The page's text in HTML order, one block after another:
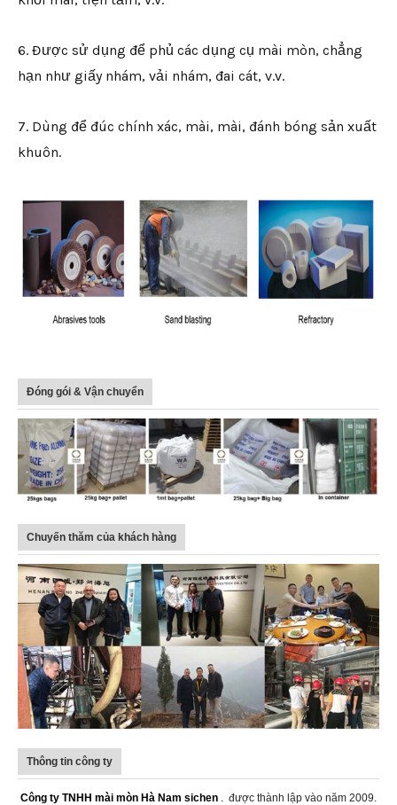
6. Được sử dụng để phủ các dụng cụ mài mòn, chẳng
hạn như giấy nhám, vải nhám, đai cát, v.v.
7. Dùng để đúc chính xác, mài, mài, đánh bóng sản xuất
khuôn.
Đóng gói & Vận chuyển
Chuyến thăm của khách hàng
Thông tin công ty
Công ty TNHH mài mòn Hà Nam sichen
được thành lập vào năm 2009.